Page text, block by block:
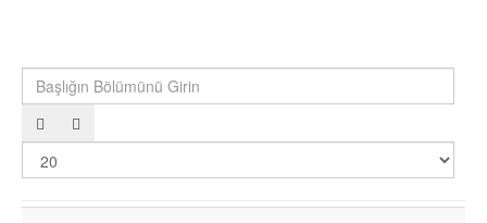
Başlığın Bölümünü Girin